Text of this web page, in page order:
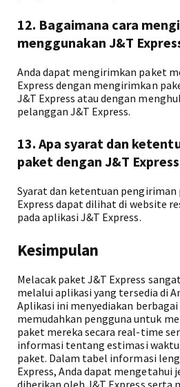
12. Bagaimana cara
menggunakan J&T
Anda dapat mengirimkan paket
Express dengan mengirimkan
J&T Express atau dengan
pelanggan J&T Express.
13. Apa syarat dan
paket dengan J&T
Syarat dan ketentuan pengiriman
Express dapat dilihat di website
pada aplikasi J&T Express.
Kesimpulan
Melacak paket J&T Express
melalui aplikasi yang tersedia di
Aplikasi ini menyediakan
memudahkan pengguna untuk
paket mereka secara real-time
informasi tentang estimasi waktu
paket. Dalam tabel informasi
Express, Anda dapat mengetahui
diberikan oleh J&T Express serta